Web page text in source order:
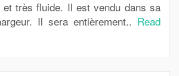
et très fluide. Il est vendu dans sa
Il sera entièrement.. Read